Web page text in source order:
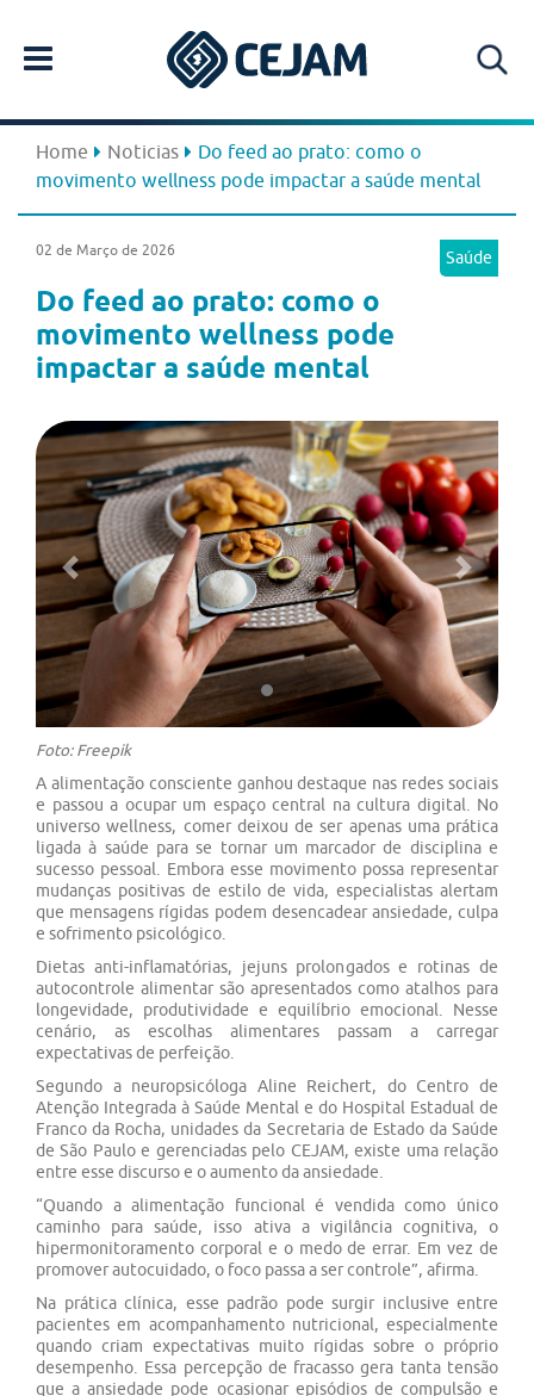
Home Noticias
Do feed ao prato: como o
movimento wellness pode impactar a saúde mental
Saúde
02 de Março de 2026
Do feed ao prato: como o
movimento wellness pode
impactar a saúde mental
Previous Next
Foto: Freepik
A alimentação consciente ganhou destaque nas redes sociais
e passou a ocupar um espaço central na cultura digital. No
universo wellness, comer deixou de ser apenas uma prática
ligada à saúde para se tornar um marcador de disciplina e
sucesso pessoal. Embora esse movimento possa representar
mudanças positivas de estilo de vida, especialistas alertam
que mensagens rígidas podem desencadear ansiedade, culpa
e sofrimento psicológico.
Dietas anti-inflamatórias, jejuns prolongados e rotinas de
autocontrole alimentar são apresentados como atalhos para
longevidade, produtividade e equilíbrio emocional. Nesse
cenário, as escolhas alimentares passam a carregar
expectativas de perfeição.
Segundo a neuropsicóloga Aline Reichert, do Centro de
Atenção Integrada à Saúde Mental e do Hospital Estadual de
Franco da Rocha, unidades da Secretaria de Estado da Saúde
de São Paulo e gerenciadas pelo CEJAM, existe uma relação
entre esse discurso e o aumento da ansiedade.
“Quando a alimentação funcional é vendida como único
caminho para saúde, isso ativa a vigilância cognitiva, o
hipermonitoramento corporal e o medo de errar. Em vez de
promover autocuidado, o foco passa a ser controle”, afirma.
Na prática clínica, esse padrão pode surgir inclusive entre
pacientes em acompanhamento nutricional, especialmente
quando criam expectativas muito rígidas sobre o próprio
desempenho. Essa percepção de fracasso gera tanta tensão
que a ansiedade pode ocasionar episódios de compulsão e